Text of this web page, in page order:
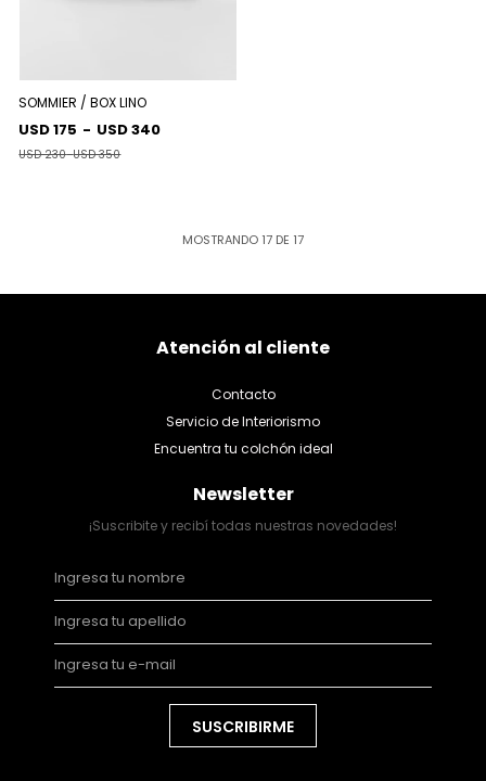
SOMMIER / BOX LINO
USD 175 - USD 340
USD 230-USD 350
MOSTRANDO 17 DE 17
Atención al cliente
Contacto
Servicio de Interiorismo
Encuentra tu colchón ideal
Newsletter
¡Suscribite y recibí todas nuestras novedades!
SUSCRIBIRME